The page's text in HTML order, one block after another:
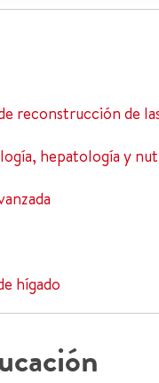
reconstrucción de
hepatología y
hígado